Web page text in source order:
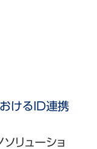
けるID連携
リューショ